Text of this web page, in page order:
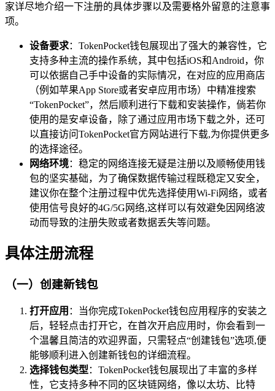
家详尽地介绍一下注册的具体步骤以及需要格外留意的注意事
项。
设备要求：TokenPocket钱包展现出了强大的兼容性，它
支持多种主流的操作系统，其中包括iOS和Android，你
可以依据自己手中设备的实际情况，在对应的应用商店
（例如苹果App Store或者安卓应用市场）中精准搜索
“TokenPocket”，然后顺利进行下载和安装操作，倘若你
使用的是安卓设备，除了通过应用市场下载之外，还可
以直接访问TokenPocket官方网站进行下载,为你提供更多
的选择途径。
网络环境：稳定的网络连接无疑是注册以及顺畅使用钱
包的坚实基础，为了确保数据传输过程既稳定又安全，
建议你在整个注册过程中优先选择使用Wi-Fi网络，或者
使用信号良好的4G/5G网络,这样可以有效避免因网络波
动而导致的注册失败或者数据丢失等问题。
具体注册流程
（一）创建新钱包
打开应用 ：当你完成TokenPocket钱包应用程序的安装之
后，轻轻点击打开它，在首次开启应用时，你会看到一
个温馨且简洁的欢迎界面，只需轻点“创建钱包”选项,便
能够顺利进入创建新钱包的详细流程。
选择钱包类型 ：TokenPocket钱包展现出了丰富的多样
性，它支持多种不同的区块链网络，像以太坊、比特